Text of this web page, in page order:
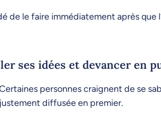
de le faire immédiatement après que
ses idées et devancer en
personnes craignent de se
diffusée en premier.